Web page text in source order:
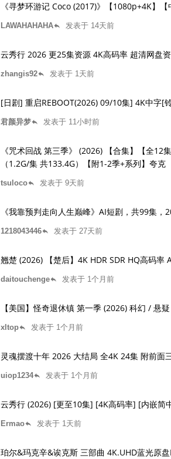
《寻梦环游记 Coco (2017)》【1080p+4K】【
LAWAHAHAHAreply 发表于 14天前
云秀行 2026 更25集资源 4K高码率 超清网盘
zhangis92reply 发表于 1天前
[日剧] 重启REBOOT(2026) 09/10集] 4K中字[
君颜异梦reply 发表于 11小时前
《咒术回战 第三季》 (2026) 【合集】【全12
（1.2G/集 共133.4G）【附1-2季+系列】夸克
tsulocoreply 发表于 9天前
《我靠预判走向人生巅峰》AI短剧，共99集，
1218043446reply 发表于 27天前
翘楚‎ (2026) 【楚后】4K HDR SDR HQ高码
daitouchengereply 发表于 1个月前
【美国】怪奇退休镇 第一季 (2026) 科幻 / 悬
xltopreply 发表于 1个月前
灵魂摆渡十年 2026 大结局 全4K 24集
uiop1234reply 发表于 1个月前
云秀行 (2026) [更
Ermaoreply 发表于 1天前
珀尔&玛克辛&诶克斯 三部曲 4K.UHD蓝光原